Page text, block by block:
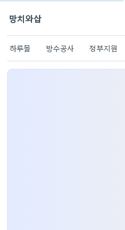
망치와삽
하루몰 방수공사 정부지원